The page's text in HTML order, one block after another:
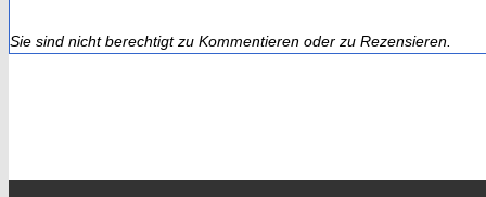
Sie sind nicht berechtigt zu Kommentieren oder zu Rezensieren.